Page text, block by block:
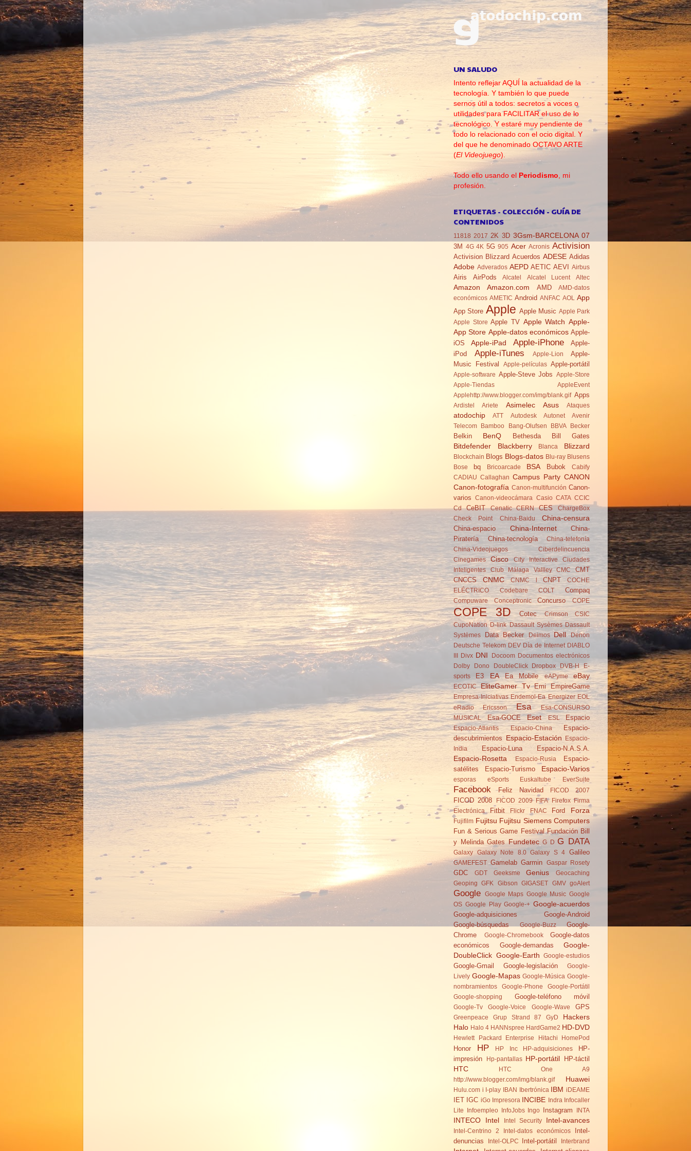
UN SALUDO
Intento reflejar AQUÍ la actualidad de la
tecnología. Y también lo que puede
sernos útil a todos: secretos a voces o
utilidades para FACILITAR el uso de lo
tecnológico. Y estaré muy pendiente de
todo lo relacionado con el ocio digital. Y
del que he denominado OCTAVO ARTE
(El Videojuego).
Todo ello usando el Periodismo , mi
profesión.
ETIQUETAS - COLECCIÓN - GUÍA DE
CONTENIDOS
11818 2017 2K 3D 3Gsm-BARCELONA 07
3M 4G 4K 5G 905 Acer Acronis Activision
Activision Blizzard Acuerdos ADESE Adidas
Adobe Adverados AEPD AETIC AEVI Airbus
Airis AirPods Alcatel Alcatel Lucent Altec
Amazon Amazon.com AMD
AMD-datos
económicos AMETIC Android ANFAC AOL App
App Store Apple Apple Music Apple Park
Apple Store Apple TV Apple Watch Apple-
App Store Apple-datos económicos Apple-
iOS
Apple-iPad Apple-iPhone
Apple-
iPod
Apple-iTunes Apple-Lion
Apple-
Music Festival
Apple-películas Apple-portátil
Apple-software Apple-Steve Jobs
Apple-Store
Apple-Tiendas
AppleEvent
Applehttp://www.blogger.com/img/blank.gif Apps
Ardistel Ariete Asimelec Asus Ataques
atodochip ATT Autodesk Autonet
Avenir
Telecom
Bamboo Bang-Olufsen BBVA Becker
Belkin BenQ Bethesda Bill Gates
Bitdefender Blackberry Blanca Blizzard
Blockchain Blogs Blogs-datos Blu-ray Blusens
Bose
bq Brico­arcade BSA Bubok
Cabify
CADIAU Callaghan Campus Party CANON
Canon-fotografía Canon-multifunción Canon-
varios
Canon-videocámara Casio CATA CCIC
Cd
CeBIT Cenatic CERN CES
ChargeBox
Check Point
China-Baidu China-censura
China-espacio China-Internet
China-
Piratería
China-tecnología
China-telefonía
China-Videojuegos
Ciberdelincuencia
Cinegames
Cisco City Interactive
Ciudades
Inteligentes
Club Málaga Vallley CMC
CMT
CNCCS
CNMC CNMC l CNPT
COCHE
ELÉCTRICO
Codebare COLT Compaq
Compuware Conceptronic Concurso COPE
COPE 3D Cotec Crimson
CSIC
CupoNation D-link Dassault Sysèmes Dassault
Systèmes
Data Becker Deimos Dell
Denon
Deutsche Telekom DEV Día de Internet DIABLO
Divx DNI Docoom
Documentos electrónicos
Dolby
Dono DoubleClick Dropbox DVB-H
E-
sports
E3 EA Ea Mobile eAPyme eBay
ECOTIC EliteGamer Tv Emi EmpireGame
Empresa-Iniciativas Endemol-Ea Energizer EOL
eRadio
Ericsson Esa
Esa-CONSURSO
MUSICAL
Esa-GOCE Eset ESL Espacio
Espacio-Atlantis Espacio-China
Espacio-
descubrimientos Espacio-Estación
Espacio-
India
Espacio-Luna Espacio-N.A.S.A.
Espacio-Rosetta Espacio-Rusia
Espacio-
satélites
Espacio-Turismo Espacio-Varios
esporas eSports Euskaltube EverSuite
Facebook Feliz Navidad FICOD 2007
FICOD 2008 FICOD 2009 FIFA Firefox Firma
Electrónica
Fitbit Flickr FNAC Ford Forza
Fujifilm Fujitsu Fujitsu Siemens Computers
Fun & Serious Game Festival Fundación Bill
y Melinda Gates Fundetec G D G DATA
Galaxy Galaxy Note 8.0 Galaxy S 4 Galileo
GAMEFEST Gamelab Garmin Gaspar Rosety
GDC GDT Geeksme Genius
Geocaching
Geoping
GFK Gibson GIGASET GMV goAlert
Google Google Maps Google Music Google
OS Google Play Google-+ Google-acuerdos
Google-adquisiciones
Google-Android
Google-búsquedas
Google-Buzz
Google-
Chrome
Google-Chromebook
Google-datos
económicos
Google-demandas
Google-
DoubleClick Google-Earth Google-estudios
Google-Gmail Google-legislación
Google-
Lively Google-Mapas Google-Música Google-
nombramientos
Google-Phone
Google-Portátil
Google-shopping
Google-teléfono móvil
Google-Tv Google-Voice Google-Wave GPS
Greenpeace Grup Strand 87 GyD
Hackers
Halo Halo 4 HANNspree HardGame2 HD-DVD
Hewlett Packard Enterprise Hitachi HomePod
Honor HP HP Inc HP-adquisiciones
HP-
impresión
Hp-pantallas HP-portátil HP-táctil
HTC
HTC One A9
http://www.blogger.com/img/blank.gif
Huawei
Hulu.com i I-play IBAN Ibertrónica IBM iDEAME
IET IGC iGo Impresora INCIBE Indra Infocaller
Lite
Infoempleo InfoJobs Ingo Instagram INTA
INTECO Intel Intel Security Intel-avances
Intel-Centrino 2 Intel-datos económicos
Intel-
denuncias
Intel-OLPC Intel-portátil Interbrand